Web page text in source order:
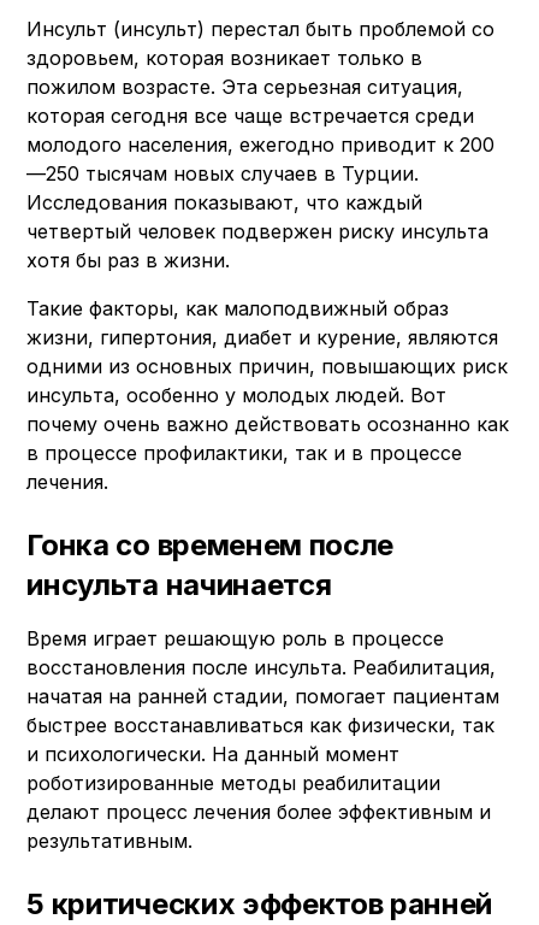
Инсульт (инсульт) перестал быть проблемой со
здоровьем, которая возникает только в
пожилом возрасте. Эта серьезная ситуация,
которая сегодня все чаще встречается среди
молодого населения, ежегодно приводит к 200
—250 тысячам новых случаев в Турции.
Исследования показывают, что каждый
четвертый человек подвержен риску инсульта
хотя бы раз в жизни.
Такие факторы, как малоподвижный образ
жизни, гипертония, диабет и курение, являются
одними из основных причин, повышающих риск
инсульта, особенно у молодых людей. Вот
почему очень важно действовать осознанно как
в процессе профилактики, так и в процессе
лечения.
Гонка со временем после
инсульта начинается
Время играет решающую роль в процессе
восстановления после инсульта. Реабилитация,
начатая на ранней стадии, помогает пациентам
быстрее восстанавливаться как физически, так
и психологически. На данный момент
роботизированные методы реабилитации
делают процесс лечения более эффективным и
результативным.
5 критических эффектов ранней